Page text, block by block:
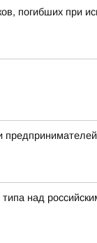
погибших при
над